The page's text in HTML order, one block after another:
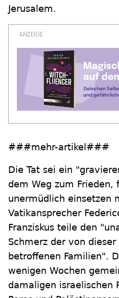
Jerusalem.
###mehr-artikel###
Die Tat sei ein
dem Weg zum Frieden,
unermüdlich einsetzen
Vatikansprecher
Franziskus teile den
Schmerz der von
betroffenen Familien".
wenigen Wochen
damaligen israelischen